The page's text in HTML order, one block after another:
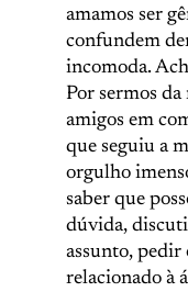
amamos ser
confundem
incomoda.
Por sermos da
amigos em
que seguiu a
orgulho
saber que
dúvida,
assunto,
relacionado à